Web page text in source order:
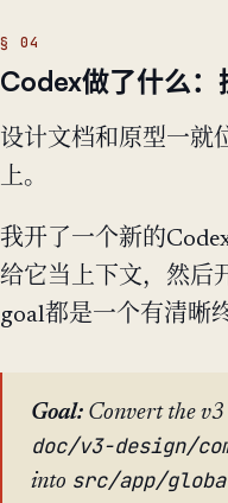
Codex做了什么：
设计文档和原型一就
上。
我开了一个新的
给它当上下文，然后
goal都是一个有清晰
Goal: Convert the v3
doc/v3-design/
into src/app/